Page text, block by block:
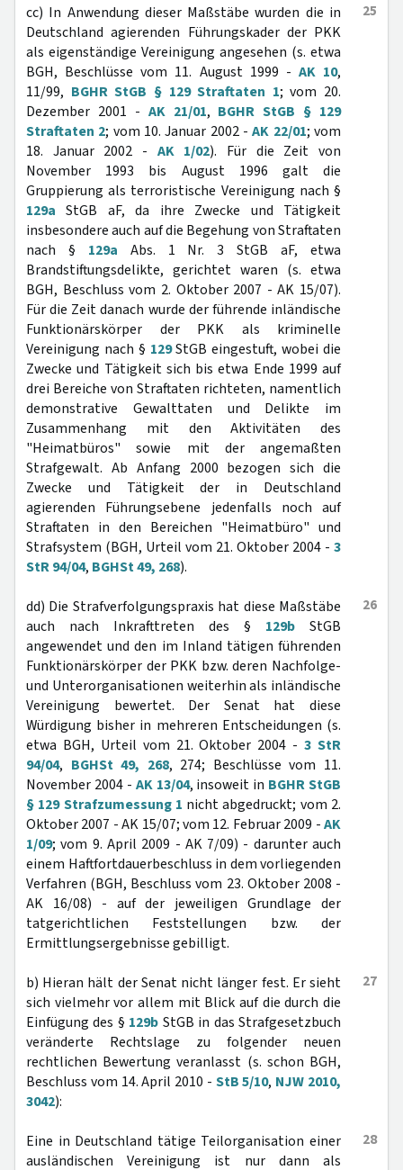
25
cc) In Anwendung dieser Maßstäbe wurden die in
Deutschland agierenden Führungskader der PKK
als eigenständige Vereinigung angesehen (s. etwa
BGH, Beschlüsse vom 11. August 1999 - AK 10,
11/99, BGHR StGB § 129 Straftaten 1; vom 20.
Dezember 2001 - AK 21/01, BGHR StGB § 129
Straftaten 2; vom 10. Januar 2002 -AK 22/01; vom
18. Januar 2002 - AK 1/02). Für die Zeit von
November 1993 bis August 1996 galt die
Gruppierung als terroristische Vereinigung nach §
129a StGB aF, da ihre Zwecke und Tätigkeit
insbesondere auch auf die Begehung von Straftaten
nach § 129a Abs. 1 Nr. 3 StGB aF, etwa
Brandstiftungsdelikte, gerichtet waren (s. etwa
BGH, Beschluss vom 2. Oktober 2007 - AK 15/07).
Für die Zeit danach wurde der führende inländische
Funktionärskörper der PKK als kriminelle
Vereinigung nach § 129StGB eingestuft, wobei die
Zwecke und Tätigkeit sich bis etwa Ende 1999 auf
drei Bereiche von Straftaten richteten, namentlich
demonstrative Gewalttaten und Delikte im
Zusammenhang mit den Aktivitäten des
"Heimatbüros" sowie mit der angemaßten
Strafgewalt. Ab Anfang 2000 bezogen sich die
Zwecke und Tätigkeit der in Deutschland
agierenden Führungsebene jedenfalls noch auf
Straftaten in den Bereichen "Heimatbüro" und
Strafsystem (BGH, Urteil vom 21. Oktober 2004 - 3
StR 94/04, BGHSt 49, 268).
26
dd) Die Strafverfolgungspraxis hat diese Maßstäbe
auch nach Inkrafttreten des § 129b StGB
angewendet und den im Inland tätigen führenden
Funktionärskörper der PKK bzw. deren Nachfolge-
und Unterorganisationen weiterhin als inländische
Vereinigung bewertet. Der Senat hat diese
Würdigung bisher in mehreren Entscheidungen (s.
etwa BGH, Urteil vom 21. Oktober 2004 -3 StR
94/04, BGHSt 49, 268, 274; Beschlüsse vom 11.
November 2004 - AK 13/04, insoweit in BGHR StGB
§ 129 Strafzumessung 1 nicht abgedruckt; vom 2.
Oktober 2007 - AK 15/07; vom 12. Februar 2009 -AK
1/09; vom 9. April 2009 - AK 7/09) - darunter auch
einem Haftfortdauerbeschluss in dem vorliegenden
Verfahren (BGH, Beschluss vom 23. Oktober 2008 -
AK 16/08) - auf der jeweiligen Grundlage der
tatgerichtlichen Feststellungen bzw. der
Ermittlungsergebnisse gebilligt.
27
b) Hieran hält der Senat nicht länger fest. Er sieht
sich vielmehr vor allem mit Blick auf die durch die
Einfügung des § 129b StGB in das Strafgesetzbuch
veränderte Rechtslage zu folgender neuen
rechtlichen Bewertung veranlasst (s. schon BGH,
Beschluss vom 14. April 2010 - StB 5/10, NJW 2010,
3042):
28
Eine in Deutschland tätige Teilorganisation einer
ausländischen Vereinigung ist nur dann als